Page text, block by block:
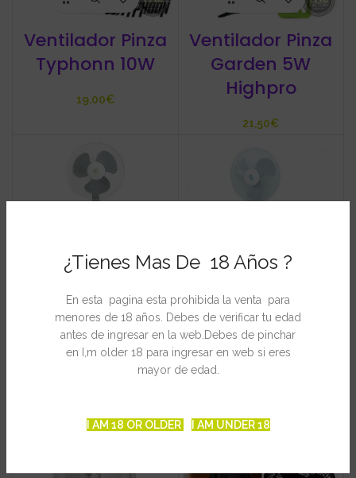
¿Tienes Mas De 18 Años ?
En esta pagina esta prohibida la venta para
menores de 18 años. Debes de verificar tu edad
antes de ingresar en la web.Debes de pinchar
en I,m older 18 para ingresar en web si eres
mayor de edad.
I AM 18 OR OLDER I AM UNDER 18
Ventilador Pinza
Typhonn 10W
€
Ventilador Pinza
Garden 5W
Highpro
€
Ventilador Pie
40cm Cornwall 3
– Velocidades
Ventilador Pie
RAM 40cm – 3
Velocidades